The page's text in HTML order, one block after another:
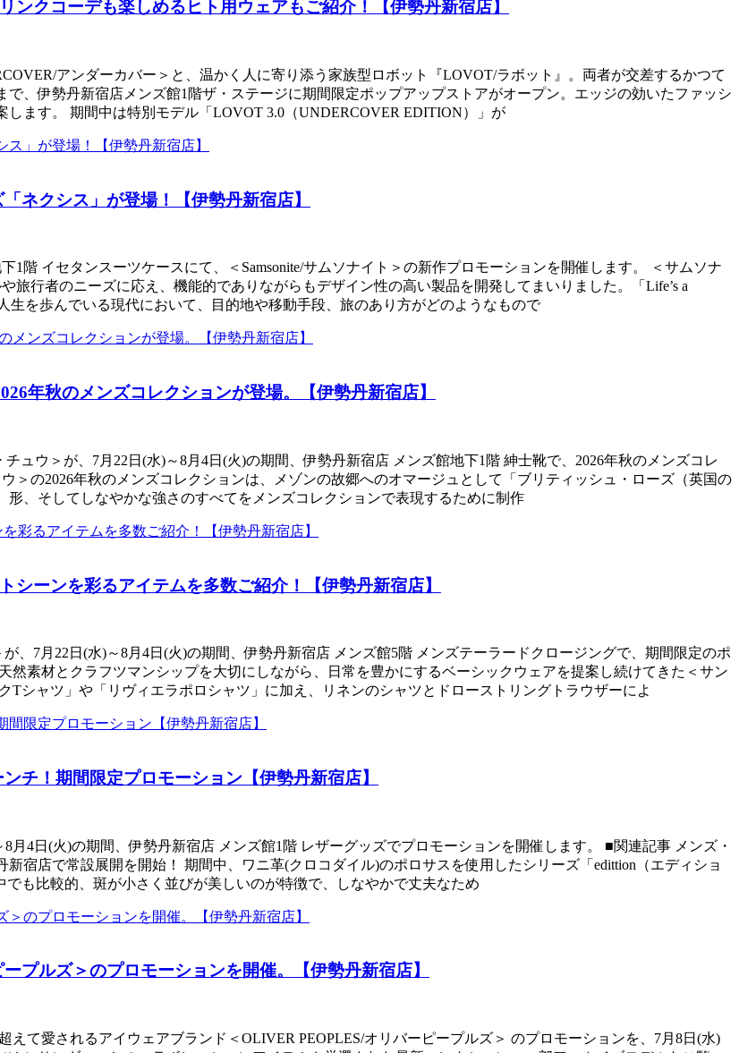
ンクコーデも楽しめるヒト用ウェアもご紹介！【伊勢丹新宿店】
アンダーカバー＞と、温かく人に寄り添う家族型ロボット『LOVOT/ラボット』。両者が交差するかつて
、伊勢丹新宿店メンズ館1階ザ・ステージに期間限定ポップアップストアがオープン。エッジの効いたファッシ
ます。 期間中は特別モデル「LOVOT 3.0（UNDERCOVER EDITION）」が
ネクシス」が登場！【伊勢丹新宿店】
1階 イセタンスーツケースにて、＜Samsonite/サムソナイト＞の新作プロモーションを開催します。 ＜サムソナ
旅行者のニーズに応え、機能的でありながらもデザイン性の高い製品を開発してまいりました。「Life’s a
を歩んでいる現代において、目的地や移動手段、旅のあり方がどのようなもので
年秋のメンズコレクションが登場。【伊勢丹新宿店】
ュウ＞が、7月22日(水)～8月4日(火)の期間、伊勢丹新宿店 メンズ館地下1階 紳士靴で、2026年秋のメンズコレ
＞の2026年秋のメンズコレクションは、メゾンの故郷へのオマージュとして「ブリティッシュ・ローズ（英国の
、そしてしなやかな強さのすべてをメンズコレクションで表現するために制作
ーンを彩るアイテムを多数ご紹介！【伊勢丹新宿店】
、7月22日(水)～8月4日(火)の期間、伊勢丹新宿店 メンズ館5階 メンズテーラードクロージングで、期間限定のポ
然素材とクラフツマンシップを大切にしながら、日常を豊かにするベーシックウェアを提案し続けてきた＜サン
シャツ」や「リヴィエラポロシャツ」に加え、リネンのシャツとドローストリングトラウザーによ
チ！期間限定プロモーション【伊勢丹新宿店】
月4日(火)の期間、伊勢丹新宿店 メンズ館1階 レザーグッズでプロモーションを開催します。 ■関連記事 メンズ・
宿店で常設展開を開始！ 期間中、ワニ革(クロコダイル)のポロサスを使用したシリーズ「edittion（エディショ
も比較的、斑が小さく並びが美しいのが特徴で、しなやかで丈夫なため
プルズ＞のプロモーションを開催。【伊勢丹新宿店】
て愛されるアイウェアブランド＜OLIVER PEOPLES/オリバーピープルズ＞ のプロモーションを、7月8日(水)